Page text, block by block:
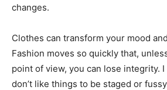
changes.
Clothes can transform your mood
Fashion moves so quickly that,
point of view, you can lose integrity.
don’t like things to be staged or